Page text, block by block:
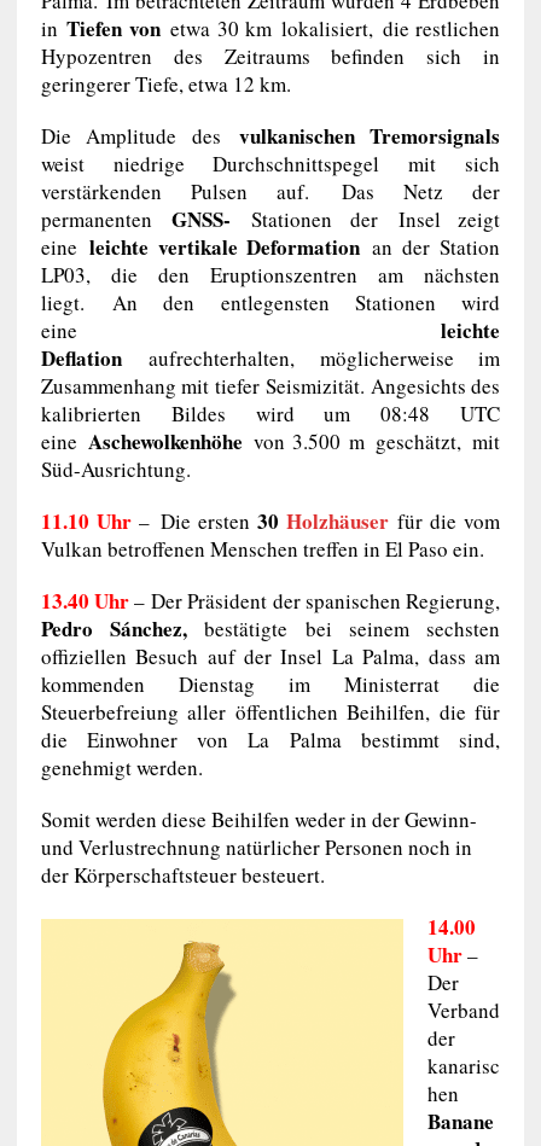
inTiefen von etwa 30 km lokalisiert, die restlichen
Hypozentren des Zeitraums befinden sich in
geringerer Tiefe, etwa 12 km.
Die Amplitude des vulkanischen Tremorsignals
weist niedrige Durchschnittspegel mit sich
verstärkenden Pulsen auf. Das Netz der
permanentenGNSS- Stationen der Insel zeigt
eine leichte vertikale Deformation an der Station
LP03, die den Eruptionszentren am nächsten
liegt. An den entlegensten Stationen wird
eineleichte
Deflationaufrechterhalten, möglicherweise im
Zusammenhang mit tiefer Seismizität. Angesichts des
kalibrierten Bildes wird um 08:48 UTC
eine Aschewolkenhöhe von 3.500 m geschätzt, mit
Süd-Ausrichtung.
11.10 Uhr– Die ersten30Holzhäuser für die vom
Vulkan betroffenen Menschen treffen in El Paso ein.
13.40 Uhr– Der Präsident der spanischen Regierung,
Pedro Sánchez,bestätigte bei seinem sechsten
offiziellen Besuch auf der Insel La Palma, dass am
kommenden Dienstag im Ministerrat die
Steuerbefreiung aller öffentlichen Beihilfen, die für
die Einwohner von La Palma bestimmt sind,
genehmigt werden.
Somit werden diese Beihilfen weder in der Gewinn-
und Verlustrechnung natürlicher Personen noch in
der Körperschaftsteuer besteuert.
14.00
Uhr–
Der
Verband
der
kanarisc
hen
Banane